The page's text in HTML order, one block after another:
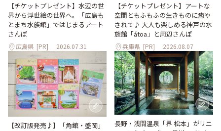
【チケットプレゼント】水辺の世
界から浮世絵の世界へ。「広島も
とまち水族館」ではじまるアート
さんぽ
広島県 [PR] 2026.07.31
【チケットプレゼント】アートな
空間ともふもふの生きものに癒や
されて♪ 大人も楽しめる神戸の水
族館「átoa」と周辺さんぽ
兵庫県 [PR] 2026.08.07
【改訂版発売♪】「角館・盛岡」
長野・浅間温泉「界 松本」がリニ